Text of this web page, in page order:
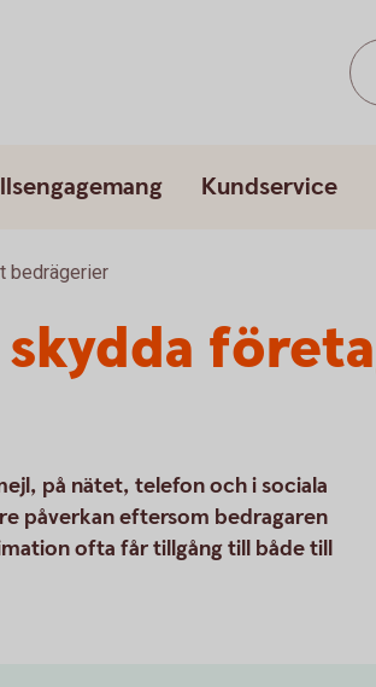
Kundservice
bedrägerier
på nätet, telefon och i sociala
påverkan eftersom bedragaren
ofta får tillgång till både till